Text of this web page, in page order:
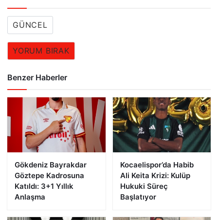
GÜNCEL
YORUM BIRAK
Benzer Haberler
Gökdeniz Bayrakdar
Göztepe Kadrosuna
Katıldı: 3+1 Yıllık
Anlaşma
Kocaelispor’da Habib
Ali Keita Krizi: Kulüp
Hukuki Süreç
Başlatıyor